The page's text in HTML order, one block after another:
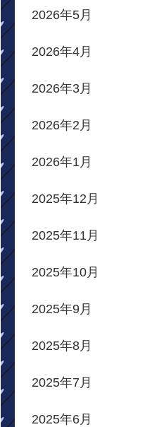
2026年5月
2026年4月
2026年3月
2026年2月
2026年1月
2025年12月
2025年11月
2025年10月
2025年9月
2025年8月
2025年7月
2025年6月